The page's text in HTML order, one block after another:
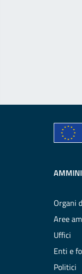
Organi
Aree
Uffici
Enti e
Politici